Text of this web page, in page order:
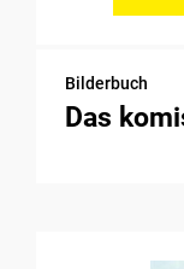
Bilderbuch
Das